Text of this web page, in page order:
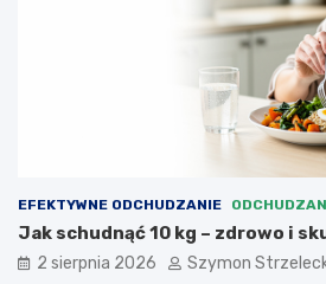
EFEKTYWNE ODCHUDZANIE
Jak schudnąć 10 kg – zdrowo i
2 sierpnia 2026 Szymon